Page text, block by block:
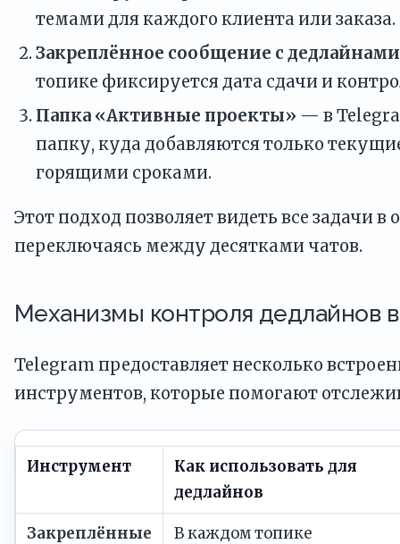
темами для каждого клиента или заказа.
Закреплённое сообщение с дедлайнами
топике фиксируется дата сдачи и
Папка «Активные проекты» — в
папку, куда добавляются только
горящими сроками.
Этот подход позволяет видеть все задачи в
переключаясь между десятками чатов.
Механизмы контроля дедлайнов
Telegram предоставляет несколько
инструментов, которые помогают
Инструмент
Как использовать для
дедлайнов
Закреплённые
В каждом топике